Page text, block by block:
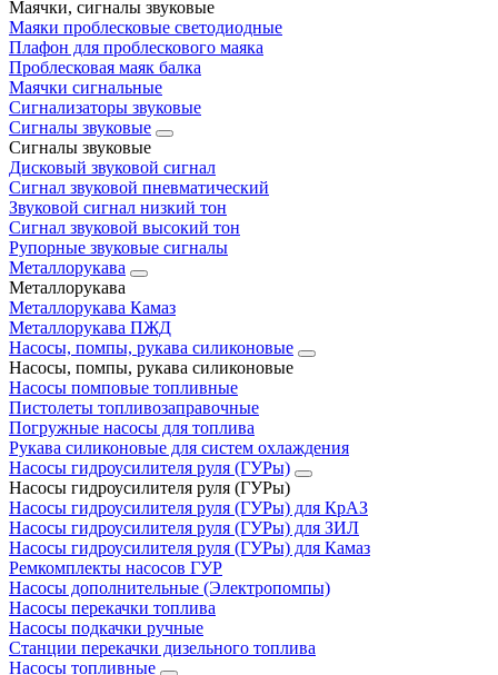
Маячки, сигналы звуковые
Маяки проблесковые светодиодные
Плафон для проблескового маяка
Проблесковая маяк балка
Маячки сигнальные
Сигнализаторы звуковые
Сигналы звуковые
Сигналы звуковые
Дисковый звуковой сигнал
Сигнал звуковой пневматический
Звуковой сигнал низкий тон
Сигнал звуковой высокий тон
Рупорные звуковые сигналы
Металлорукава
Металлорукава
Металлорукава Камаз
Металлорукава ПЖД
Насосы, помпы, рукава силиконовые
Насосы, помпы, рукава силиконовые
Насосы помповые топливные
Пистолеты топливозаправочные
Погружные насосы для топлива
Рукава силиконовые для систем охлаждения
Насосы гидроусилителя руля (ГУРы)
Насосы гидроусилителя руля (ГУРы)
Насосы гидроусилителя руля (ГУРы) для КрАЗ
Насосы гидроусилителя руля (ГУРы) для ЗИЛ
Насосы гидроусилителя руля (ГУРы) для Камаз
Ремкомплекты насосов ГУР
Насосы дополнительные (Электропомпы)
Насосы перекачки топлива
Насосы подкачки ручные
Станции перекачки дизельного топлива
Насосы топливные